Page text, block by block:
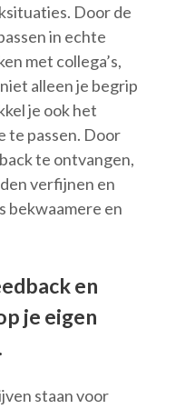
Door de
in echte
met collega’s,
alleen je begrip
je ook het
passen. Door
te ontvangen,
verfijnen en
bekwaamere en
en
je eigen
staan voor